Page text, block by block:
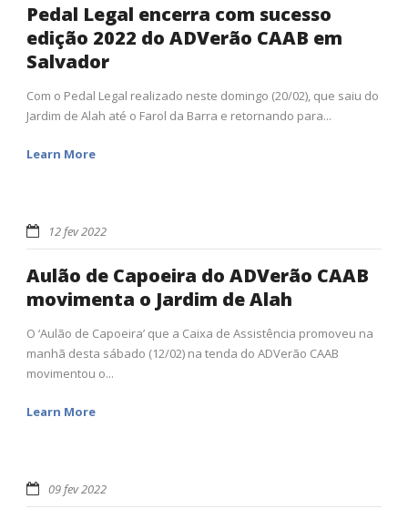
Pedal Legal encerra com sucesso
edição 2022 do ADVerão CAAB em
Salvador
Com o Pedal Legal realizado neste domingo (20/02), que saiu do
Jardim de Alah até o Farol da Barra e retornando para...
Learn More
12 fev 2022
Aulão de Capoeira do ADVerão CAAB
movimenta o Jardim de Alah
O ‘Aulão de Capoeira’ que a Caixa de Assistência promoveu na
manhã desta sábado (12/02) na tenda do ADVerão CAAB
movimentou o...
Learn More
09 fev 2022